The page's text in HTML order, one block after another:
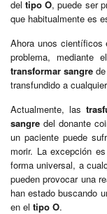
deltipo O, puede ser
que habitualmente es
Ahora unos científicos
problema, mediante
transformar sangre
transfundido a
Actualmente, las
sangre del donante
un paciente puede
morir. La excepción
forma universal, a
pueden provocar una
han estado buscando
en el tipo O.